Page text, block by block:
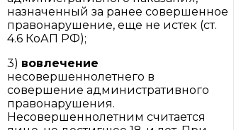
назначенный за ранее совершенное
правонарушение, еще не истек (ст.
4.6 КоАП РФ);
3) вовлечение
несовершеннолетнего в
совершение административного
правонарушения.
Несовершеннолетним считается